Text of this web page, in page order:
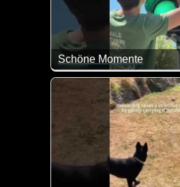
Schöne Momente
So sehen die Schilder